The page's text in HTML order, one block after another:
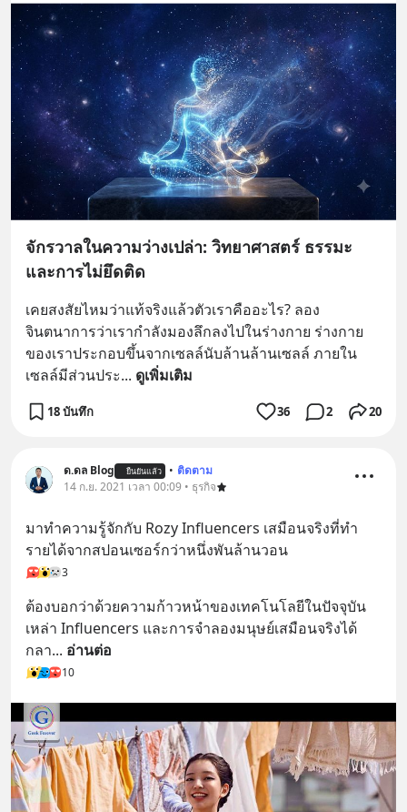
จักรวาลในความว่างเปล่า: วิทยาศาสตร์ ธรรมะ
และการไม่ยึดติด
เคยสงสัยไหมว่าแท้จริงแล้วตัวเราคืออะไร? ลอง
จินตนาการว่าเรากำลังมองลึกลงไปในร่างกาย ร่างกาย
ของเราประกอบขึ้นจากเซลล์นับล้านล้านเซลล์ ภายใน
เซลล์มีส่วนประ... ดูเพิ่มเติม
18 บันทึก 36 2 20
ด.ดล Blog ยืนยันแล้ว • ติดตาม
14 ก.ย. 2021 เวลา 00:09 • ธุรกิจ
มาทำความรู้จักกับ Rozy Influencers เสมือนจริงที่ทำ
รายได้จากสปอนเซอร์กว่าหนึ่งพันล้านวอน
3
ต้องบอกว่าด้วยความก้าวหน้าของเทคโนโลยีในปัจจุบัน
เหล่า Influencers และการจำลองมนุษย์เสมือนจริงได้
กลา... อ่านต่อ
10